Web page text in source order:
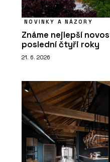
NOVINKY A NÁZORY
Známe nejlepší
poslední čtyři roky
21. 6. 2026